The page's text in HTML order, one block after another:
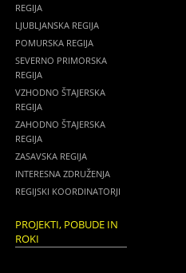
REGIJA
LJUBLJANSKA REGIJA
POMURSKA REGIJA
SEVERNO PRIMORSKA
REGIJA
VZHODNO ŠTAJERSKA
REGIJA
ZAHODNO ŠTAJERSKA
REGIJA
ZASAVSKA REGIJA
INTERESNA ZDRUŽENJA
REGIJSKI KOORDINATORJI
PROJEKTI, POBUDE IN
ROKI